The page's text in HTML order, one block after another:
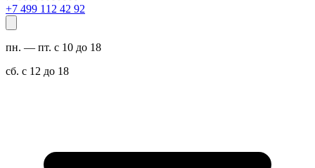
29 24 211 994 7+
пн. — пт. с 10 до 18
сб. с 12 до 18